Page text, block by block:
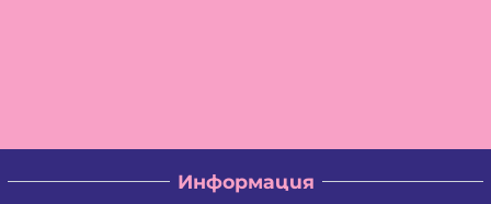
Информация